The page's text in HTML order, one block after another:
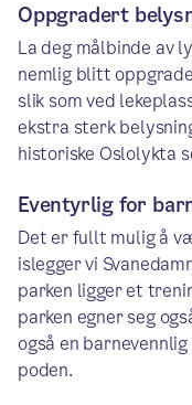
Oppgradert
La deg målbinde av
nemlig blitt
slik som ved
ekstra sterk
historiske Oslolykta
Eventyrlig for
Det er fullt mulig å
islegger vi
parken ligger et
parken egner seg
også en
poden.